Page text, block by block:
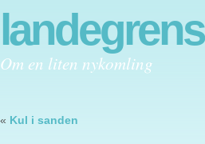
landegrens
Om en liten nykomling
« Kul i sanden